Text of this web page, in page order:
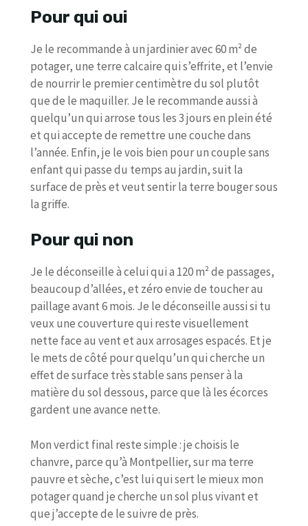
Pour qui oui
Je le recommande à un jardinier avec 60 m² de
potager, une terre calcaire qui s’effrite, et l’envie
de nourrir le premier centimètre du sol plutôt
que de le maquiller. Je le recommande aussi à
quelqu’un qui arrose tous les 3 jours en plein été
et qui accepte de remettre une couche dans
l’année. Enfin, je le vois bien pour un couple sans
enfant qui passe du temps au jardin, suit la
surface de près et veut sentir la terre bouger sous
la griffe.
Pour qui non
Je le déconseille à celui qui a 120 m² de passages,
beaucoup d’allées, et zéro envie de toucher au
paillage avant 6 mois. Je le déconseille aussi si tu
veux une couverture qui reste visuellement
nette face au vent et aux arrosages espacés. Et je
le mets de côté pour quelqu’un qui cherche un
effet de surface très stable sans penser à la
matière du sol dessous, parce que là les écorces
gardent une avance nette.
Mon verdict final reste simple : je choisis le
chanvre, parce qu’à Montpellier, sur ma terre
pauvre et sèche, c’est lui qui sert le mieux mon
potager quand je cherche un sol plus vivant et
que j’accepte de le suivre de près.